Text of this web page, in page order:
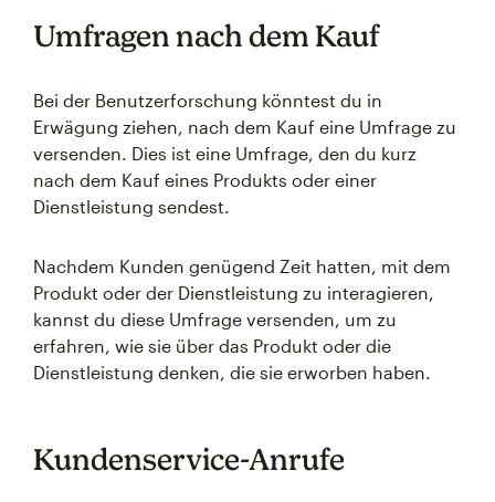
Umfragen nach dem Kauf
Bei der Benutzerforschung könntest du in
Erwägung ziehen, nach dem Kauf eine Umfrage zu
versenden. Dies ist eine Umfrage, den du kurz
nach dem Kauf eines Produkts oder einer
Dienstleistung sendest.
Nachdem Kunden genügend Zeit hatten, mit dem
Produkt oder der Dienstleistung zu interagieren,
kannst du diese Umfrage versenden, um zu
erfahren, wie sie über das Produkt oder die
Dienstleistung denken, die sie erworben haben.
Kundenservice-Anrufe